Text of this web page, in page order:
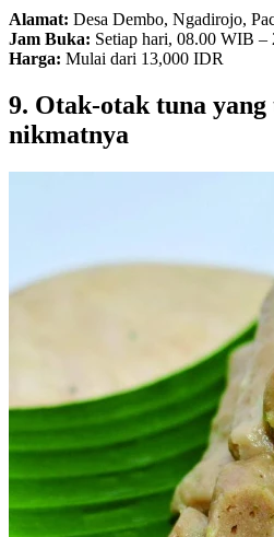
Alamat: Desa Dembo, Ngadirojo,
Jam Buka: Setiap hari, 08.00 WIB –
Harga: Mulai dari 13,000 IDR
9. Otak-otak tuna
nikmatnya